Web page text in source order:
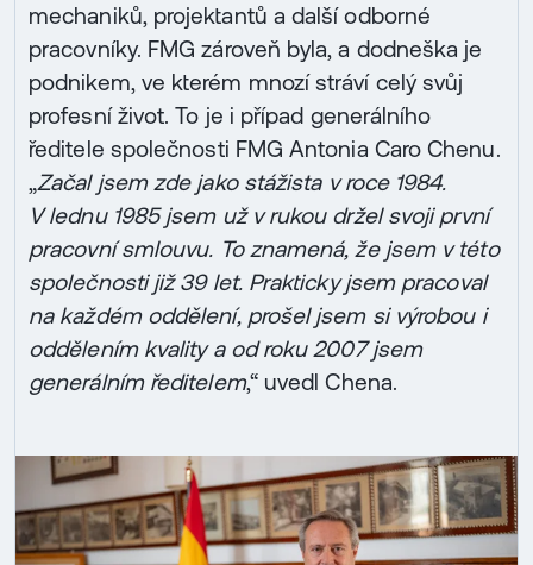
mechaniků, projektantů a další odborné
pracovníky. FMG zároveň byla, a dodneška je
podnikem, ve kterém mnozí stráví celý svůj
profesní život. To je i případ generálního
ředitele společnosti FMG Antonia Caro Chenu.
„Začal jsem zde jako stážista v roce 1984.
V lednu 1985 jsem už v rukou držel svoji první
pracovní smlouvu. To znamená, že jsem v této
společnosti již 39 let. Prakticky jsem pracoval
na každém oddělení, prošel jsem si výrobou i
oddělením kvality a od roku 2007 jsem
generálním ředitelem,“ uvedl Chena.